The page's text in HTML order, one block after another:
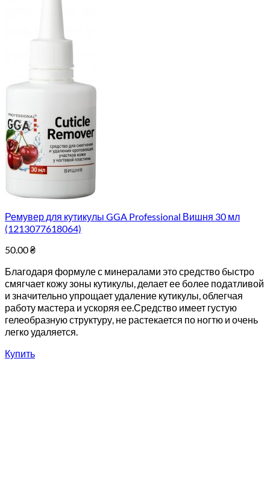
Ремувер для кутикулы GGA Professional Вишня 30 мл
(1213077618064)
50.00₴
Благодаря формуле с минералами это средство быстро
смягчает кожу зоны кутикулы, делает ее более податливой
и значительно упрощает удаление кутикулы, облегчая
работу мастера и ускоряя ее.Средство имеет густую
гелеобразную структуру, не растекается по ногтю и очень
легко удаляется.
Купить